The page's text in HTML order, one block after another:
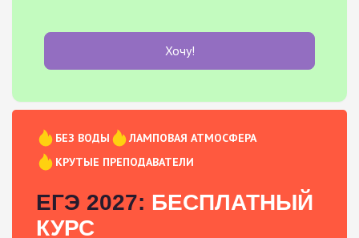
Хочу!
БЕЗ ВОДЫ
ЛАМПОВАЯ АТМОСФЕРА
КРУТЫЕ ПРЕПОДАВАТЕЛИ
ЕГЭ 2027: БЕСПЛАТНЫЙ
КУРС